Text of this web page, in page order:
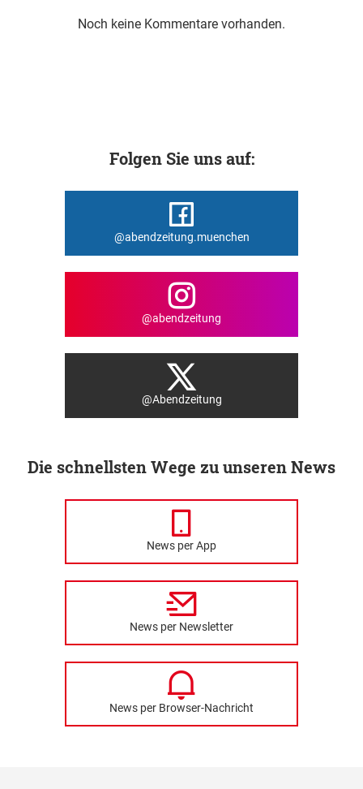
Noch keine Kommentare vorhanden.
Folgen Sie uns auf:
@abendzeitung.muenchen
@abendzeitung
@Abendzeitung
Die schnellsten Wege zu unseren News
News per App
News per Newsletter
News per Browser-Nachricht